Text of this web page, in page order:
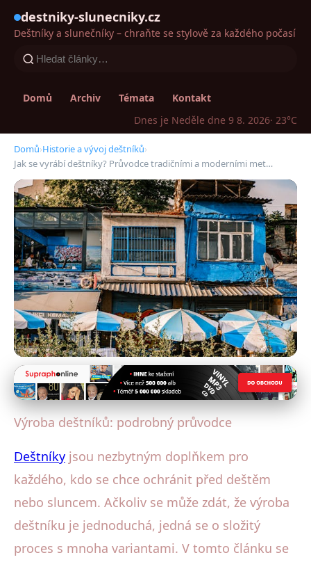
destniky-slunecniky.cz
Deštníky a slunečníky – chraňte se stylově za každého počasí
Domů Archiv Témata
Kontakt
Dnes je Neděle dne 9 8. 2026· 23°C
Domů›Historie a vývoj deštníků›
Jak se vyrábí deštníky? Průvodce tradičními a moderními met…
Historie a vývoj deštníků
Jak se vyrábí deštníky? Průvodce
28. 10. 2025 · 4 min čtení · Autor: Lucie Hrubá
Výroba deštníků: podrobný průvodce
Deštníky jsou nezbytným doplňkem pro
každého, kdo se chce ochránit před deštěm
nebo sluncem. Ačkoliv se může zdát, že výroba
deštníku je jednoduchá, jedná se o složitý
proces s mnoha variantami. V tomto článku se